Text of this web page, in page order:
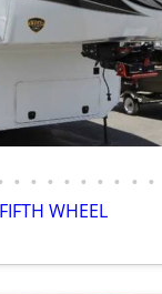
• • • • • • • • •
WHEEL